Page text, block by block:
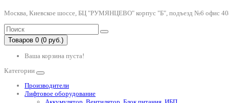
Москва, Киевское шоссе, БЦ "РУМЯНЦЕВО" корпус "Б", подъезд №6 офис
Товаров 0 (0 руб.)
Ваша корзина пуста!
Категории
Производители
Лифтовое оборудование